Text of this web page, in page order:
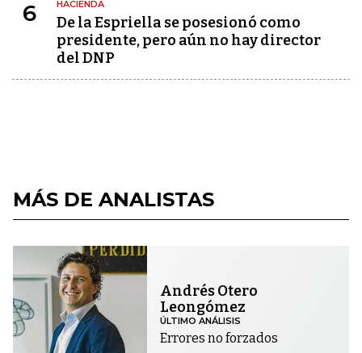
6 HACIENDA
De la Espriella se posesionó como
presidente, pero aún no hay director
del DNP
MÁS DE ANALISTAS
Andrés Otero
Leongómez
ÚLTIMO ANÁLISIS
Errores no forzados